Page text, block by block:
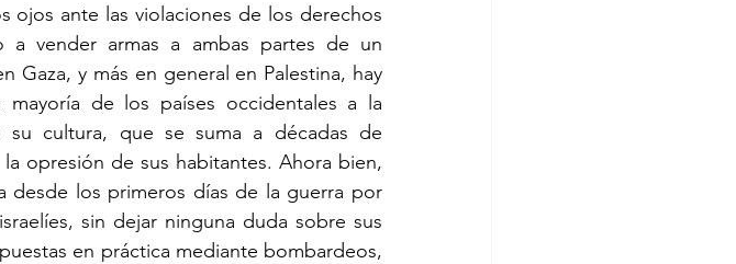
ante las violaciones de los derechos
a vender armas a ambas partes de un
Gaza, y más en general en Palestina, hay
de los países occidentales a la
cultura, que se suma a décadas de
opresión de sus habitantes. Ahora bien,
desde los primeros días de la guerra por
sin dejar ninguna duda sobre sus
en práctica mediante bombardeos,